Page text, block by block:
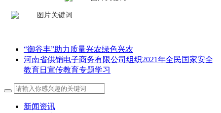
“御谷丰”助力质量兴农绿色兴农
河南省供销电子商务有限公司组织2021年全民国家安全
教育日宣传教育专题学习
新闻资讯